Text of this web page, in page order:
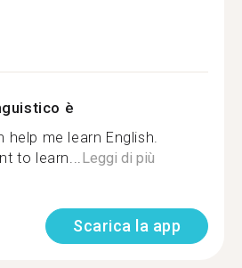
è
me learn English.
to learn...Leggi di più
Scarica la app